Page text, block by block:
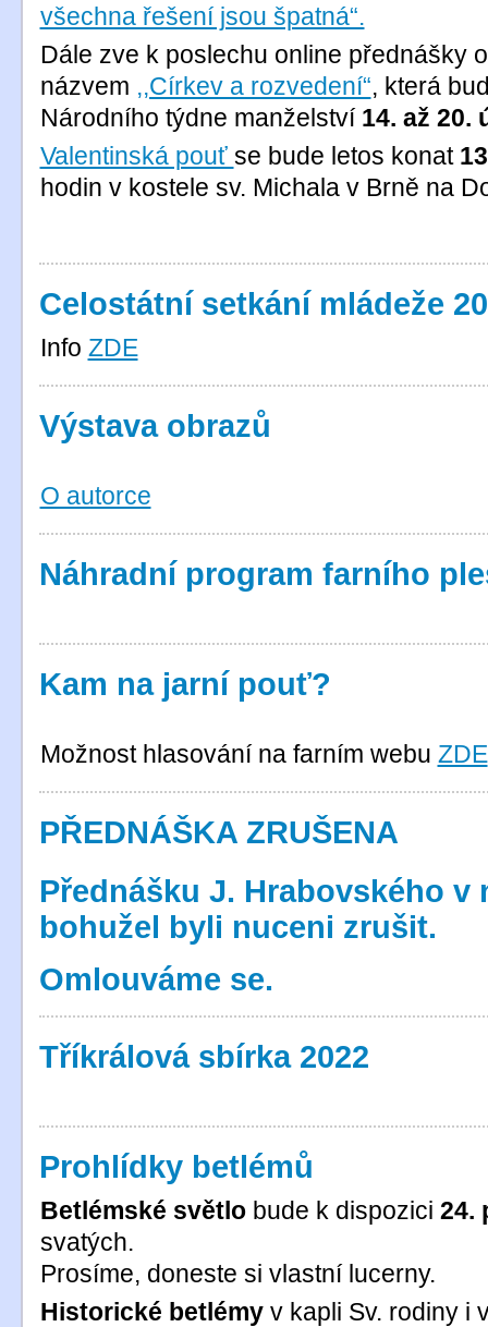
všechna řešení jsou špatná“.
Dále zve k poslechu online přednášky
názvem ,,Církev a rozvedení“, která
Národního týdne manželství 14. až 20.
Valentinská pouť se bude letos konat
hodin v kostele sv. Michala v Brně na
Celostátní setkání mládeže
Info ZDE
Výstava obrazů
O autorce
Náhradní program farního
Kam na jarní pouť?
Možnost hlasování na farním webu ZDE
PŘEDNÁŠKA ZRUŠENA
Přednášku J. Hrabovského v
bohužel byli nuceni zrušit.
Omlouváme se.
Tříkrálová sbírka 2022
Prohlídky betlémů
Betlémské světlobude k dispozici 24.
svatých.
Prosíme, doneste si vlastní lucerny.
Historické betlémyv kapli Sv. rodiny i